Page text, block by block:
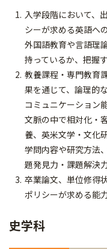
入学段階において、
シーが求める英語へ
外国語教育や言語理
持っているか、把握す
教養課程・専門教育
果を通じて、論理的
コミュニケーション
文脈の中で相対化・
養、英米文学・文化
学問内容や研究方法
題発見力・課題解決
卒業論文、単位修得
ポリシーが求める能
史学科